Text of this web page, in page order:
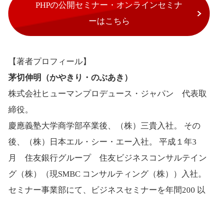
PHPの公開セミナー・オンラインセミナ
ーはこちら
【著者プロフィール】
茅切伸明（かやきり・のぶあき）
株式会社ヒューマンプロデュース・ジャパン 代表取
締役。
慶應義塾大学商学部卒業後、（株）三貴入社。 その
後、（株）日本エル・シー・エー入社。 平成１年3
月 住友銀行グループ 住友ビジネスコンサルテイン
グ（株）（現SMBC コンサルティング（株））入社。
セミナー事業部にて、ビジネスセミナーを年間200 以